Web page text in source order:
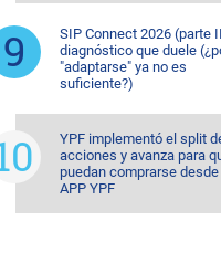
SIP Connect 2026 (parte
diagnóstico que duele
"adaptarse" ya no es
suficiente?)
YPF implementó el split
acciones y avanza para
puedan comprarse
APP YPF